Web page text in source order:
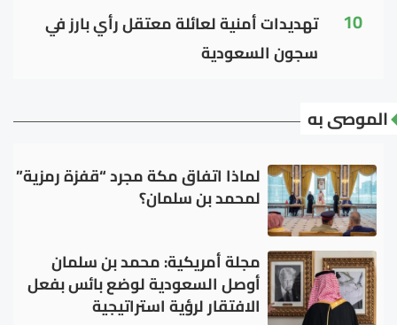
10
تهديدات أمنية لعائلة معتقل رأي بارز في
سجون السعودية
الموصى به
لماذا اتفاق مكة مجرد “قفزة رمزية”
لمحمد بن سلمان؟
مجلة أمريكية: محمد بن سلمان
أوصل السعودية لوضع بائس بفعل
الافتقار لرؤية استراتيجية